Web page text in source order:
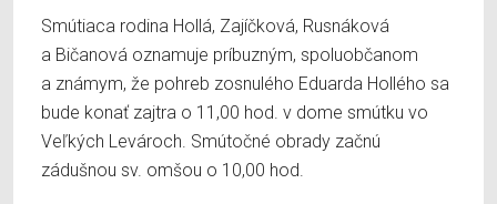
Smútiaca rodina Hollá, Zajíčková, Rusnáková
a Bičanová oznamuje príbuzným, spoluobčanom
a známym, že pohreb zosnulého Eduarda Hollého sa
bude konať zajtra o 11,00 hod. v dome smútku vo
Veľkých Levároch. Smútočné obrady začnú
zádušnou sv. omšou o 10,00 hod.